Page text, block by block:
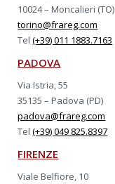
10024 – Moncalieri (TO)
torino@frareg.com
Tel(+39) 011 1883.7163
PADOVA
Via Istria, 55
35135 – Padova (PD)
padova@frareg.com
Tel(+39) 049 825.8397
FIRENZE
Viale Belfiore, 10